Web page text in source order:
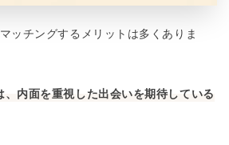
ッチングするメリットは多くありま
、内面を重視した出会いを期待している